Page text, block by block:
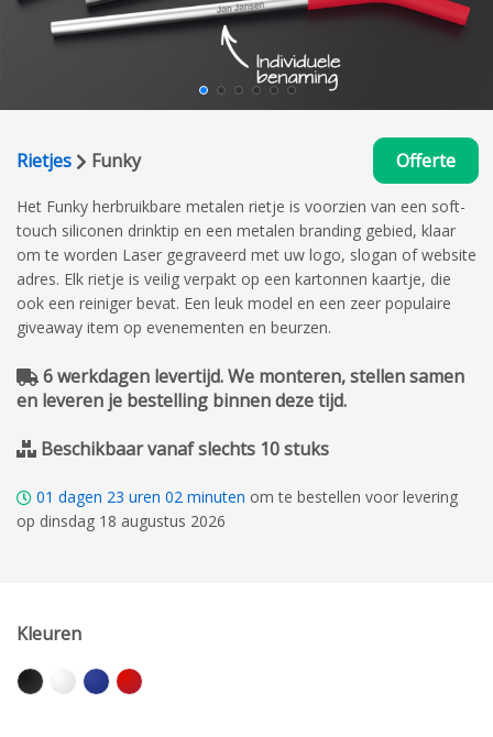
Rietjes Funky Offerte
Het Funky herbruikbare metalen rietje is voorzien van een soft-
touch siliconen drinktip en een metalen branding gebied, klaar
om te worden Laser gegraveerd met uw logo, slogan of website
adres. Elk rietje is veilig verpakt op een kartonnen kaartje, die
ook een reiniger bevat. Een leuk model en een zeer populaire
giveaway item op evenementen en beurzen.
6 werkdagen levertijd. We monteren, stellen samen
en leveren je bestelling binnen deze tijd.
Beschikbaar vanaf slechts 10 stuks
01 dagen 23 uren 02 minuten om te bestellen voor levering
op dinsdag 18 augustus 2026
Kleuren